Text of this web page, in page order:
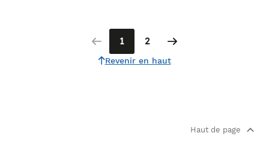
Revenir en haut
1 2
Haut de page